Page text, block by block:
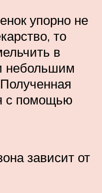
упорно не
то
в
небольшим
с помощью
зависит от